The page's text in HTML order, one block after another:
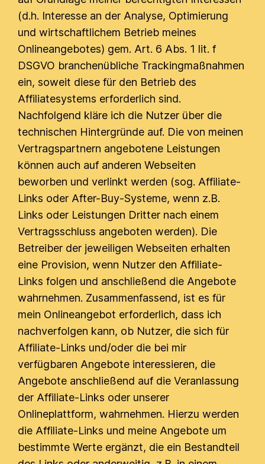
(d.h. Interesse an der Analyse, Optimierung
und wirtschaftlichem Betrieb meines
Onlineangebotes) gem. Art. 6 Abs. 1 lit. f
DSGVO branchenübliche Trackingmaßnahmen
ein, soweit diese für den Betrieb des
Affiliatesystems erforderlich sind.
Nachfolgend kläre ich die Nutzer über die
technischen Hintergründe auf. Die von meinen
Vertragspartnern angebotene Leistungen
können auch auf anderen Webseiten
beworben und verlinkt werden (sog. Affiliate-
Links oder After-Buy-Systeme, wenn z.B.
Links oder Leistungen Dritter nach einem
Vertragsschluss angeboten werden). Die
Betreiber der jeweiligen Webseiten erhalten
eine Provision, wenn Nutzer den Affiliate-
Links folgen und anschließend die Angebote
wahrnehmen. Zusammenfassend, ist es für
mein Onlineangebot erforderlich, dass ich
nachverfolgen kann, ob Nutzer, die sich für
Affiliate-Links und/oder die bei mir
verfügbaren Angebote interessieren, die
Angebote anschließend auf die Veranlassung
der Affiliate-Links oder unserer
Onlineplattform, wahrnehmen. Hierzu werden
die Affiliate-Links und meine Angebote um
bestimmte Werte ergänzt, die ein Bestandteil